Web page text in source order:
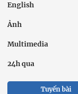
English
Ảnh
Multimedia
24h qua
Tuyến bài